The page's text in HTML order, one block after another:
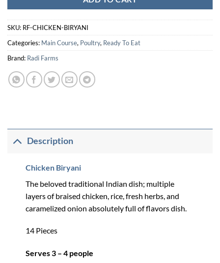
SKU: RF-CHICKEN-BIRYANI
Categories: Main Course, Poultry, Ready To Eat
Brand: Radi Farms
Description
Chicken Biryani
The beloved traditional Indian dish; multiple
layers of braised chicken, rice, fresh herbs, and
caramelized onion absolutely full of flavors dish.
14 Pieces
Serves 3 – 4 people